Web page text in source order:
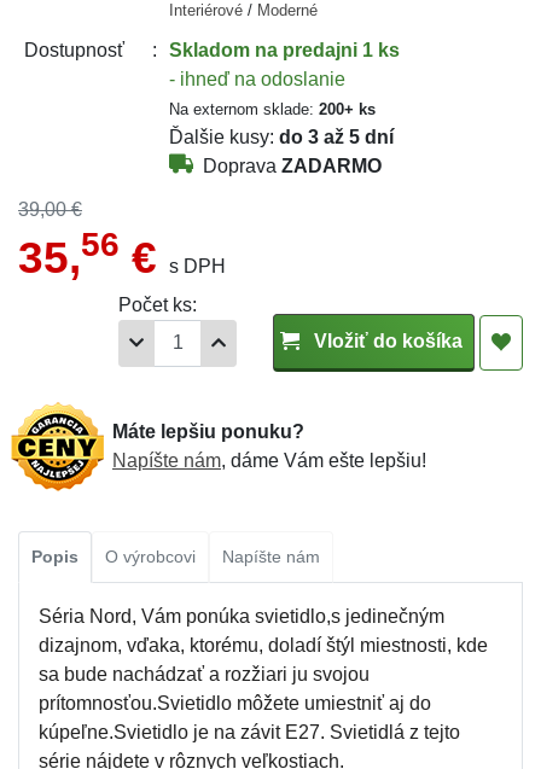
Interiérové / Moderné
Dostupnosť Skladomna predajni 1 ks
- ihneď na odoslanie
Na externom sklade: 200+ ks
Ďalšie kusy: do 3 až 5 dní
Doprava ZADARMO
39,00 €
35,56 €
s DPH
Počet ks:
Vložiť do košíka
Máte lepšiu ponuku?
Napíšte nám, dáme Vám ešte lepšiu!
Popis O výrobcovi Napíšte nám
Séria Nord, Vám ponúka svietidlo,s jedinečným
dizajnom, vďaka, ktorému, doladí štýl miestnosti, kde
sa bude nachádzať a rozžiari ju svojou
prítomnosťou.Svietidlo môžete umiestniť aj do
kúpeľne.Svietidlo je na závit E27. Svietidlá z tejto
série nájdete v rôznych veľkostiach.